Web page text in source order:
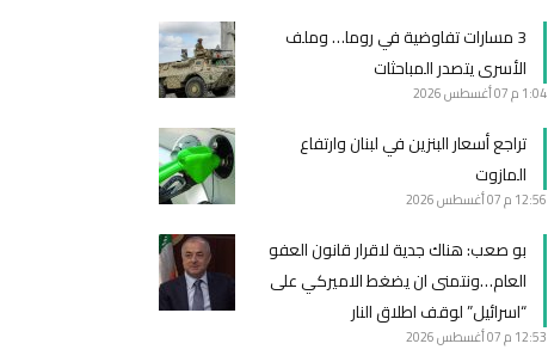
3 مسارات تفاوضية في روما… وملف
الأسرى يتصدر المباحثات
1:04 م 07 أغسطس 2026
تراجع أسعار البنزين في لبنان وارتفاع
المازوت
12:56 م 07 أغسطس 2026
بو صعب: هناك جدية لاقرار قانون العفو
العام…ونتمنى ان يضغط الاميركي على
“اسرائيل” لوقف اطلاق النار
12:53 م 07 أغسطس 2026